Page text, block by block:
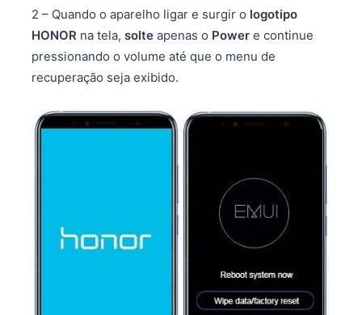
2 – Quando o aparelho ligar e surgir o logotipo
HONOR na tela, solte apenas o Power e continue
pressionando o volume até que o menu de
recuperação seja exibido.